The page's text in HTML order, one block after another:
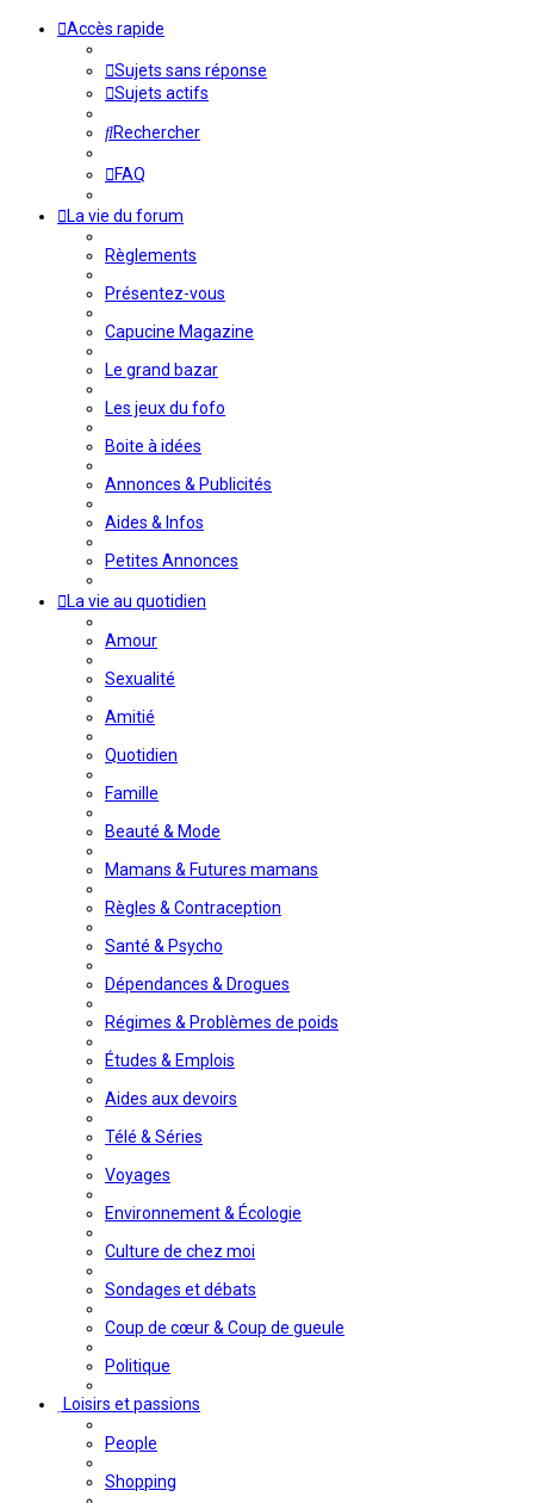
Accès rapide
Sujets sans réponse
Sujets actifs
Rechercher
FAQ
La vie du forum
Règlements
Présentez-vous
Capucine Magazine
Le grand bazar
Les jeux du fofo
Boite à idées
Annonces & Publicités
Aides & Infos
Petites Annonces
La vie au quotidien
Amour
Sexualité
Amitié
Quotidien
Famille
Beauté & Mode
Mamans & Futures mamans
Règles & Contraception
Santé & Psycho
Dépendances & Drogues
Régimes & Problèmes de poids
Études & Emplois
Aides aux devoirs
Télé & Séries
Voyages
Environnement & Écologie
Culture de chez moi
Sondages et débats
Coup de cœur & Coup de gueule
Politique
Loisirs et passions
People
Shopping